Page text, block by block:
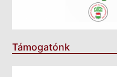
Támogatónk